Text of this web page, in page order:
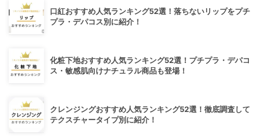
口紅おすすめ人気ランキング52選！落ちないリップをプチ
プラ・デパコス別に紹介！
化粧下地おすすめ人気ランキング52選！プチプラ・デパコ
ス・敏感肌向けナチュラル商品も登場！
クレンジングおすすめ人気ランキング52選！徹底調査して
テクスチャータイプ別に紹介！